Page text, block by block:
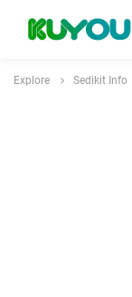
Explore Sedikit Info